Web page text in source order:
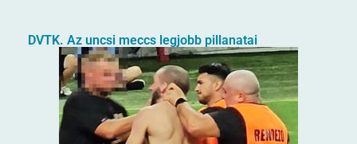
DVTK. Az uncsi meccs legjobb pillanatai